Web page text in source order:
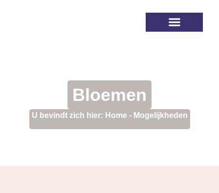
Bloemen
U bevindt zich hier: Home - Mogelijkheden